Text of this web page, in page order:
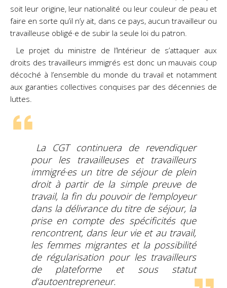
soit leur origine, leur nationalité ou leur couleur de peau et
faire en sorte qu’il n’y ait, dans ce pays, aucun travailleur ou
travailleuse obligé·e de subir la seule loi du patron.
Le projet du ministre de l’Intérieur de s’attaquer aux
droits des travailleurs immigrés est donc un mauvais coup
décoché à l’ensemble du monde du travail et notamment
aux garanties collectives conquises par des décennies de
luttes.
La CGT continuera de revendiquer
pour les travailleuses et travailleurs
immigré·es un titre de séjour de plein
droit à partir de la simple preuve de
travail, la fin du pouvoir de l’employeur
dans la délivrance du titre de séjour, la
prise en compte des spécificités que
rencontrent, dans leur vie et au travail,
les femmes migrantes et la possibilité
de régularisation pour les travailleurs
de plateforme et sous statut
d‘autoentrepreneur.